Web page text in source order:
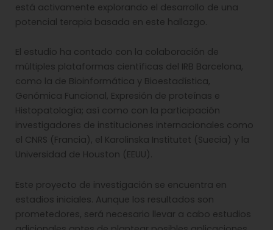
está activamente explorando el desarrollo de una
potencial terapia basada en este hallazgo.
El estudio ha contado con la colaboración de
múltiples plataformas científicas del IRB Barcelona,
como la de Bioinformática y Bioestadística,
Genómica Funcional, Expresión de proteínas e
Histopatología; así como con la participación
investigadores de instituciones internacionales como
el CNRS (Francia), el Karolinska Institutet (Suecia) y la
Universidad de Houston (EEUU).
Este proyecto de investigación se encuentra en
estadios iniciales. Aunque los resultados son
prometedores, será necesario llevar a cabo estudios